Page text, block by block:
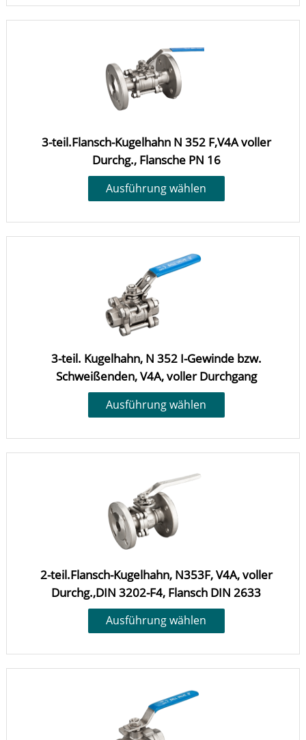
3-teil.Flansch-Kugelhahn N 352 F,V4A voller
Durchg., Flansche PN 16
Ausführung wählen
3-teil. Kugelhahn, N 352 I-Gewinde bzw.
Schweißenden, V4A, voller Durchgang
Ausführung wählen
2-teil.Flansch-Kugelhahn, N353F, V4A, voller
Durchg.,DIN 3202-F4, Flansch DIN 2633
Ausführung wählen